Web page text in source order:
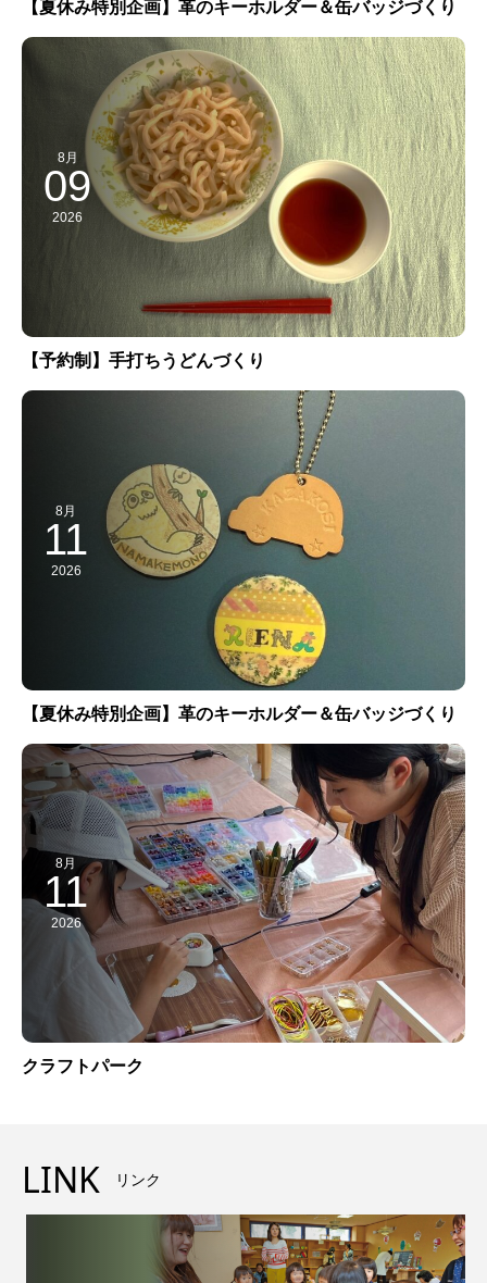
【夏休み特別企画】革のキーホルダー＆缶バッジづくり
8月
09
2026
【予約制】手打ちうどんづくり
8月
11
2026
【夏休み特別企画】革のキーホルダー＆缶バッジづくり
8月
11
2026
クラフトパーク
LINK リンク